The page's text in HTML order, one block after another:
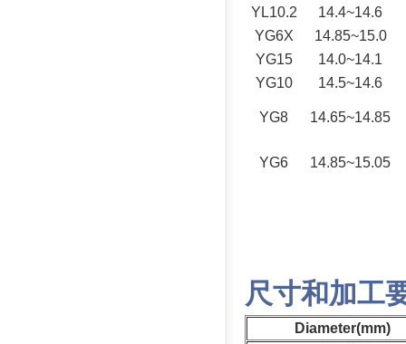
YL10.2
14.4~14.6
YG6X
14.85~15.0
YG15
14.0~14.1
YG10
14.5~14.6
YG8 14.65~14.85
YG6 14.85~15.05
尺寸和加工
Diameter(mm)